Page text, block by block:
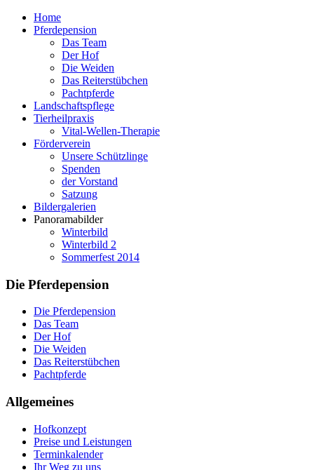
Home
Pferdepension
Das Team
Der Hof
Die Weiden
Das Reiterstübchen
Pachtpferde
Landschaftspflege
Tierheilpraxis
Vital-Wellen-Therapie
Förderverein
Unsere Schützlinge
Spenden
der Vorstand
Satzung
Bildergalerien
Panoramabilder
Winterbild
Winterbild 2
Sommerfest 2014
Die Pferdepension
Die Pferdepension
Das Team
Der Hof
Die Weiden
Das Reiterstübchen
Pachtpferde
Allgemeines
Hofkonzept
Preise und Leistungen
Terminkalender
Ihr Weg zu uns